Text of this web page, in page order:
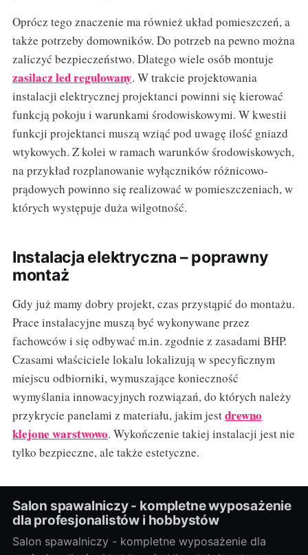
Oprócz tego znaczenie ma również układ pomieszczeń, a
także potrzeby domowników. Do potrzeb na pewno można
zaliczyć bezpieczeństwo. Dlatego wiele osób montuje
zasilacz led regulowany. W trakcie projektowania
instalacji elektrycznej projektanci powinni się kierować
funkcją pokoju i warunkami środowiskowymi. W kwestii
funkcji projektanci muszą wziąć pod uwagę ilość gniazd
wtykowych. Z kolei w ramach warunków środowiskowych,
na przykład rozplanowanie wyłączników różnicowo-
prądowych powinno się realizować w pomieszczeniach, w
których występuje duża wilgotność.
Instalacja elektryczna – poprawny
montaż
Gdy już mamy dobry projekt, czas przystąpić do montażu.
Prace instalacyjne muszą być wykonywane przez
fachowców i się odbywać m.in. zgodnie z zasadami BHP.
Czasami właściciele lokalu lokalizują w specyficznym
miejscu odbiorniki, wymuszające konieczność
wymyślania innowacyjnych rozwiązań, do których należy
przykrycie panelami z materiału, jakim jestdrewno
klejone warstwowo. Wykończenie takiej instalacji jest nie
tylko bezpieczne, ale także estetyczne.
Salon spawalniczy - kompletne wyposażenie
dla profesjonalistów i hobbystów
Salon spawalniczy - kompletne wyposażenie dla